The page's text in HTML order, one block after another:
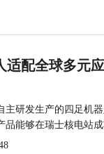
适配全球多元
主研发生产的四足机
品能够在瑞士核电站